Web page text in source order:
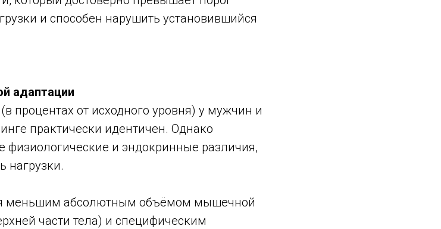
и способен нарушить установившийся
адаптации
процентах от исходного уровня) у мужчин и
практически идентичен. Однако
и эндокринные различия,
нагрузки.
меньшим абсолютным объёмом мышечной
части тела) и специфическим